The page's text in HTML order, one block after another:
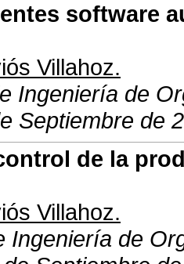
software
Villahoz.
Ingeniería de
Septiembre de
de la
Villahoz.
Ingeniería de